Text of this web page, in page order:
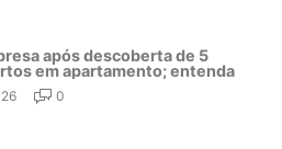
após descoberta de 5
em apartamento; entenda
0